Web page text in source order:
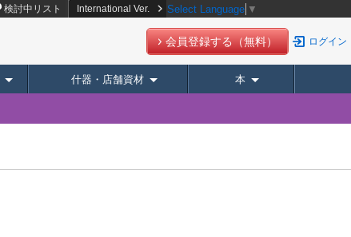
検討中リスト International Ver. Select Language ▼
会員登録する（無料） ログイン
什器・店舗資材 本